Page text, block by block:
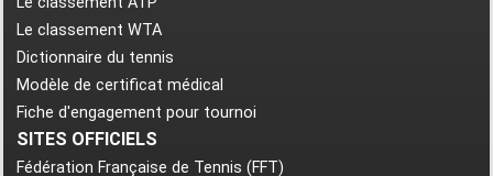
Le classement WTA
Dictionnaire du tennis
Modèle de certificat médical
Fiche d'engagement pour tournoi
SITES OFFICIELS
Fédération Française de Tennis (FFT)